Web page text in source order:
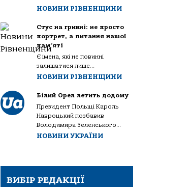
НОВИНИ РІВНЕНЩИНИ
Стус на гривні: не просто
портрет, а питання нашої
пам’яті
Є імена, які не повинні
залишатися лише...
НОВИНИ РІВНЕНЩИНИ
Білий Орел летить додому
Президент Польщі Кароль
Навроцький позбавив
Володимира Зеленського...
НОВИНИ УКРАЇНИ
ВИБІР РЕДАКЦІЇ